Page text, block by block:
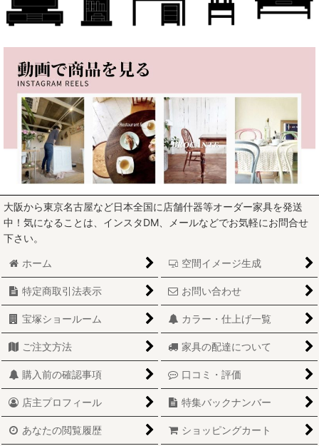
大阪から東京名古屋など日本全国に店舗什器等オーダー家具を発送
中！気になることは、インスタDM、メールなどでお気軽にお問合せ
下さい。
ホーム 空間イメージ生成
特定商取引法表示 お問い合わせ
宝塚ショールーム カラー・仕上げ一覧
ご注文方法 家具の配達について
購入前の確認事項 口コミ・評価
店主プロフィール 特集バックナンバー
あなたの閲覧履歴 ショッピングカート